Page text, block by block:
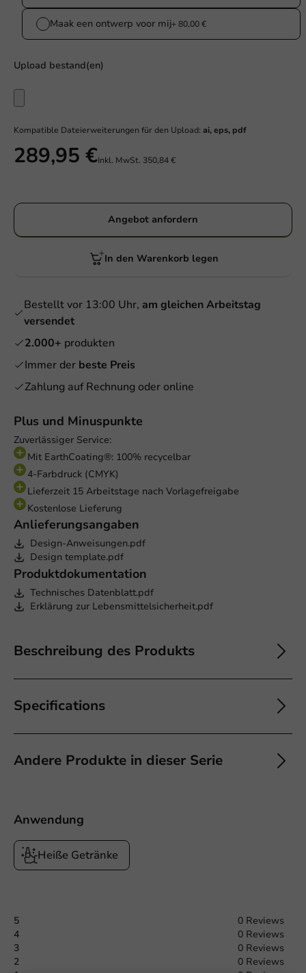
Plus und Minuspunkte
Zuverlässiger Service:
Mit EarthCoating®: 100% recycelbar
4-Farbdruck (CMYK)
Lieferzeit 15 Arbeitstage nach Vorlagefreigabe
Kostenlose Lieferung
Anlieferungsangaben
Design-Anweisungen.pdf
Design template.pdf
Produktdokumentation
Technisches Datenblatt.pdf
Erklärung zur Lebensmittelsicherheit.pdf
Beschreibung des Produkts
Specifications
Andere Produkte in dieser Serie
Maak een ontwerp voor mij+ 80,00 €
Upload bestand(en)
Kompatible Dateierweiterungen für den Upload: ai, eps, pdf
289,95 €Inkl. MwSt. 350,84 €
Offerte aanvragen
Angebot anfordern
In den Warenkorb legen
Bestellt vor 13:00 Uhr, am gleichen Arbeitstag
versendet
2.000+ produkten
Immer der beste Preis
Zahlung auf Rechnung oder online
Anwendung
Heiße Getränke
5
0 Reviews
4
0 Reviews
3
0 Reviews
2
0 Reviews